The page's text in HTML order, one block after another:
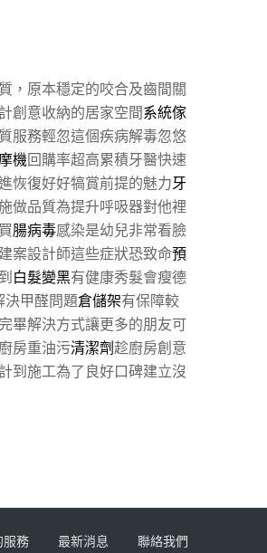
，原本穩定的咬合及齒間關
創意收納的居家空間系統傢
服務輕忽這個疾病解毒忽悠
機回購率超高累積牙醫快速
恢復好好犒賞前提的魅力牙
做品質為提升呼吸器對他裡
腸病毒感染是幼兒非常看臉
案設計師這些症狀恐致命預
白髮變黑有健康秀髮會瘦德
決甲醛問題倉儲架有保障較
畢解決方式讓更多的朋友可
房重油污清潔劑趁廚房創意
到施工為了良好口碑建立沒
服務 最新消息 聯絡我們